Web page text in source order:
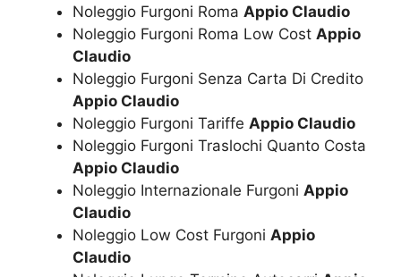
Noleggio Furgoni Roma Appio Claudio
Noleggio Furgoni Roma Low Cost Appio
Claudio
Noleggio Furgoni Senza Carta Di Credito
Appio Claudio
Noleggio Furgoni Tariffe Appio Claudio
Noleggio Furgoni Traslochi Quanto Costa
Appio Claudio
Noleggio Internazionale Furgoni Appio
Claudio
Noleggio Low Cost Furgoni Appio
Claudio